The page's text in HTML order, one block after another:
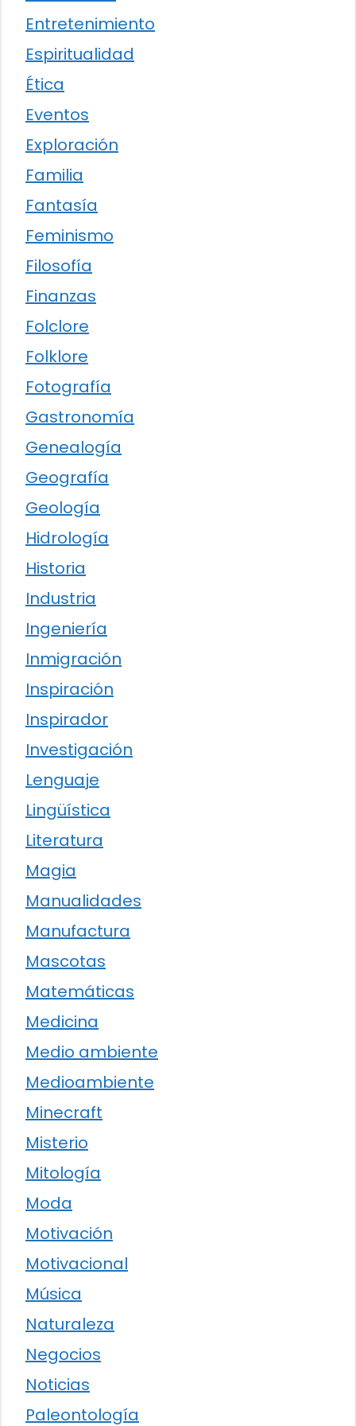
Entretenimiento
Espiritualidad
Ética
Eventos
Exploración
Familia
Fantasía
Feminismo
Filosofía
Finanzas
Folclore
Folklore
Fotografía
Gastronomía
Genealogía
Geografía
Geología
Hidrología
Historia
Industria
Ingeniería
Inmigración
Inspiración
Inspirador
Investigación
Lenguaje
Lingüística
Literatura
Magia
Manualidades
Manufactura
Mascotas
Matemáticas
Medicina
Medio ambiente
Medioambiente
Minecraft
Misterio
Mitología
Moda
Motivación
Motivacional
Música
Naturaleza
Negocios
Noticias
Paleontología